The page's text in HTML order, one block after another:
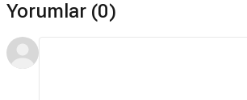
Yorumlar (0)